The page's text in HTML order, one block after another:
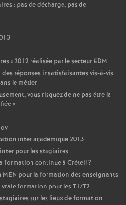
: pas de décharge, pas de
» 2012 réalisée par le secteur EDM
des réponses insatisfaisantes vis-à-vis
le métier
vous risquez de ne pas être la
»
inter académique 2013
pour les stagiaires
formation continue à Créteil?
MEN pour la formation des enseignants
formation pour les T1/T2
sur les lieux de formation